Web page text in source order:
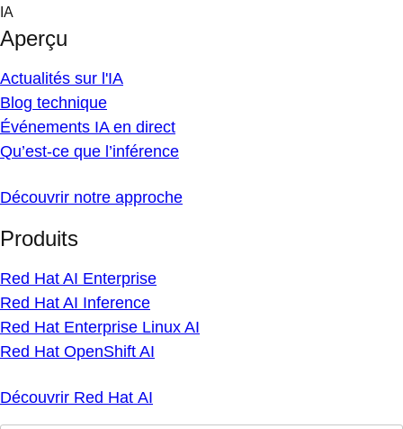
Skip
content
IA
Aperçu
Actualités sur l'IA
Blog technique
Événements IA en direct
Qu’est-ce que l’inférence
Découvrir notre approche
Produits
Red Hat AI Enterprise
Red Hat AI Inference
Red Hat Enterprise Linux AI
Red Hat OpenShift AI
Découvrir Red Hat AI